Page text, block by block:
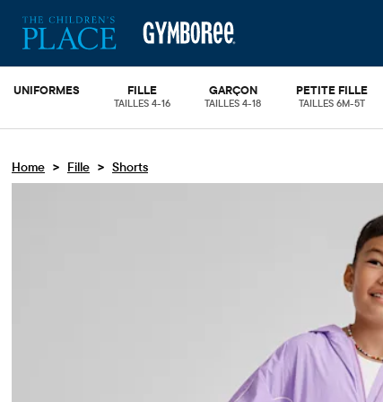
UNIFORMES FILLE
TAILLES 4-16
GARÇON
TAILLES 4-18
PETITE FILLE
TAILLES 6M-5T
Home > Fille > Shorts